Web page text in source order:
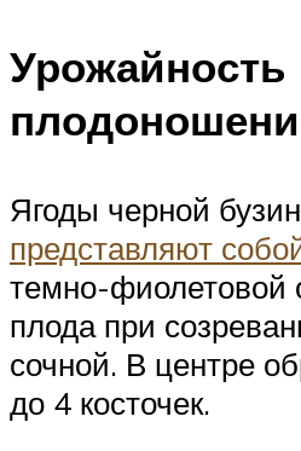
Урожайность
Ягоды черной
представляют
темно-фиолетовой
плода при
сочной. В центре
до 4 косточек.